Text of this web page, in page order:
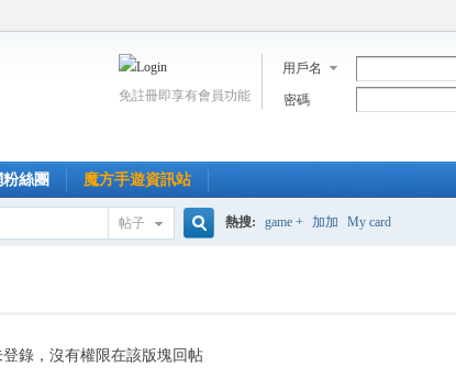
用戶名
密碼
免註冊即享有會員功能
絲團 魔方手遊資訊站
帖子
索
熱搜: game + 加加 My card
錄，沒有權限在該版塊回帖